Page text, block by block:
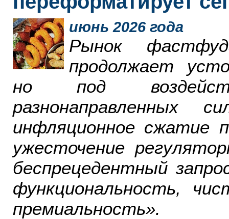
июнь 2026 года
Рынок
продолжает
но под
инфляционное сжатие
ужесточение
беспрецедентный
функциональность,
премиальность».